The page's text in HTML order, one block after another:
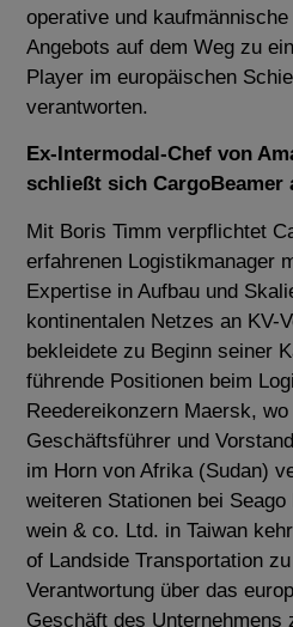
operative und
Angebots auf dem Weg zu
Player im europäischen
verantworten.
Ex-Intermodal-Chef von
schließt sich CargoBeamer
Mit Boris Timm verpflichtet
erfahrenen Logistikmanager
Expertise in Aufbau und
kontinentalen Netzes an KV-
bekleidete zu Beginn seiner
führende Positionen beim
Reedereikonzern Maersk,
Geschäftsführer und
im Horn von Afrika (Sudan)
weiteren Stationen bei
wein & co. Ltd. in Taiwan
of Landside Transportation
Verantwortung über das
Geschäft des Unternehmens